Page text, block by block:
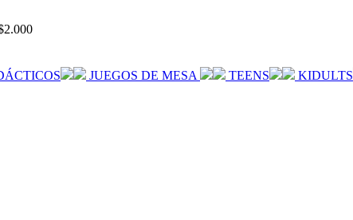
JUEGOS DE MESA TEENS KIDULTS